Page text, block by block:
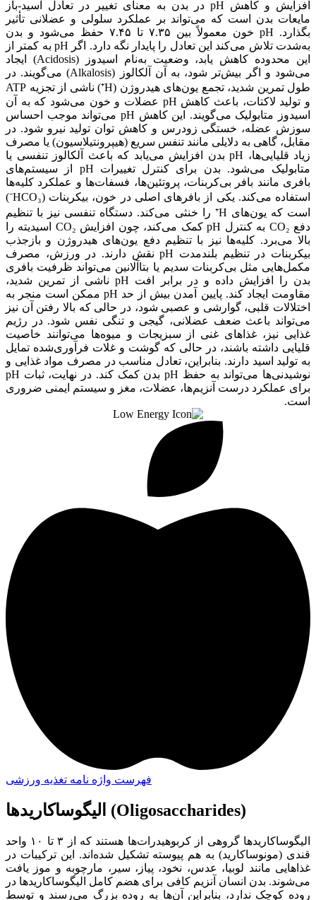
افزایش و کاهش pH در بدن به معنای تغییر در تعادل اسید-باز
مایعات بدن است که می‌تواند بر عملکرد سلولی و عضلانی تأثیر
بگذارد. pH خون معمولاً بین ۷.۳۵ تا ۷.۴۵ حفظ می‌شود و بدن
به‌شدت تلاش می‌کند این تعادل را پایدار نگه دارد. اگر pH به کمتر از
این محدوده کاهش یابد، وضعیت به‌نام اسیدوز (Acidosis) ایجاد
می‌شود و اگر بیش‌تر شود، به آن آلکالوز (Alkalosis) می‌گویند. در
طول تمرین شدید، تجمع یون‌های هیدروژن (H⁺) ناشی از تجزیه ATP
و تولید لاکتات، باعث کاهش pH عضلات و خون می‌شود که به آن
اسیدوز متابولیک می‌گویند. این کاهش pH می‌تواند موجب احساس
سوزش عضله، خستگی زودرس و کاهش توان تولید نیرو شود. در
مقابل، گاهی به دلایلی مانند تنفس سریع (هیپرونتیلاسیون) یا مصرف
زیاد قلیایی‌ها، pH بدن افزایش می‌یابد که باعث آلکالوز تنفسی یا
متابولیک می‌شود. بدن برای کنترل تغییرات pH از سیستم‌های
بافری مانند بافر بی‌کربنات، پروتئین‌ها، فسفات‌ها و عملکرد کلیه‌ها
استفاده می‌کند. یکی از بافرهای اصلی در خون، بیکربنات (HCO₃⁻)
است که یون‌های H⁺ را خنثی می‌کند. دستگاه تنفسی نیز با تنظیم
دفع CO₂ به کنترل pH کمک می‌کند، چون افزایش CO₂ اسیدیته را
بالا می‌برد. کلیه‌ها نیز با تنظیم دفع یون‌های هیدروژن و بازجذب
بیکربنات در تنظیم بلندمدت pH نقش دارند. در ورزش، مصرف
مکمل‌هایی مثل بی‌کربنات سدیم یا بتاآلانین می‌تواند ظرفیت بافری
بدن را افزایش داده و در برابر افت pH ناشی از تمرین شدید،
مقاومت ایجاد کند. پایین آمدن بیش از حد pH ممکن است منجر به
اختلالات قلبی، گوارشی و عصبی شود، در حالی که بالا رفتن آن نیز
می‌تواند باعث ضعف عضلانی، گیجی و تنگی نفس شود. در رژیم
غذایی نیز، غذاهای غنی از سبزیجات و میوه‌ها می‌توانند خاصیت
قلیایی داشته باشند، در حالی که گوشت و غلات فرآوری‌شده تمایل
به تولید اسید دارند. بنابراین، تعادل مناسب در مصرف مواد غذایی و
نوشیدنی‌ها می‌تواند به حفظ pH بدن کمک کند. در نهایت، ثبات pH
برای عملکرد درست آنزیم‌ها، عضلات، مغز و سیستم ایمنی ضروری
است.
فهرست واژه نامه تغذیه ورزشی
الیگوساکاریدها (Oligosaccharides)
الیگوساکاریدها گروهی از کربوهیدرات‌ها هستند که از ۳ تا ۱۰ واحد
قندی (مونو‌ساکارید) به هم پیوسته تشکیل شده‌اند. این ترکیبات در
غذاهایی مانند لوبیا، عدس، نخود، پیاز، سیر، مارچوبه و موز یافت
می‌شوند. بدن انسان آنزیم کافی برای هضم کامل الیگوساکاریدها در
روده کوچک ندارد، بنابراین آن‌ها به روده بزرگ می‌رسند و توسط